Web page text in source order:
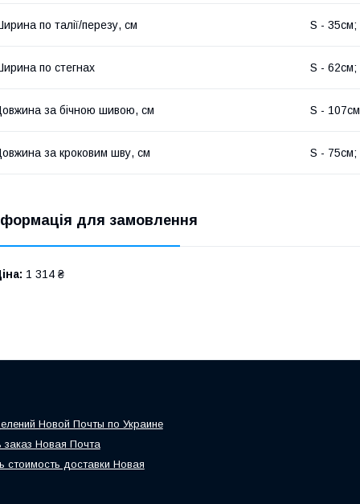
по талії/перезу, см S - 35см;
по стегнах S - 62см;
за бічною шивою, см S -
за кроковим шву, см S - 75см;
для замовлення
1 314 ₴
Новой Почты по Украине
заказ Новая Почта
стоимость доставки Новая